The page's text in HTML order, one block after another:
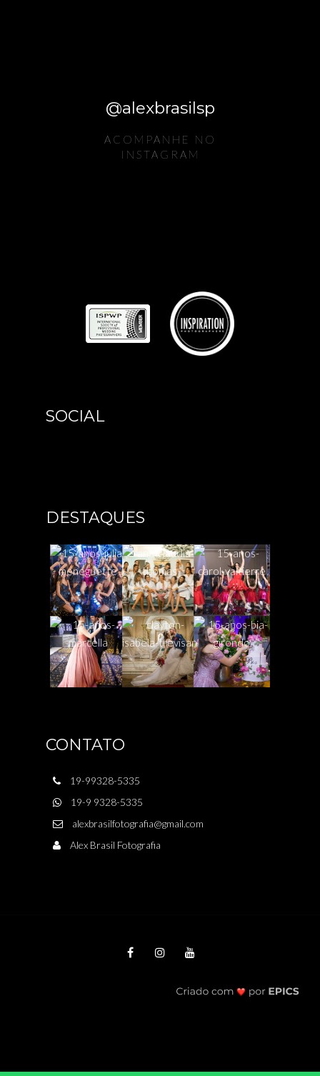
@alexbrasilsp
ACOMPANHE NO
INSTAGRAM
SOCIAL
DESTAQUES
CONTATO
19-99328-5335
19-9 9328-5335
alexbrasilfotografia@gmail.com
Alex Brasil Fotografia